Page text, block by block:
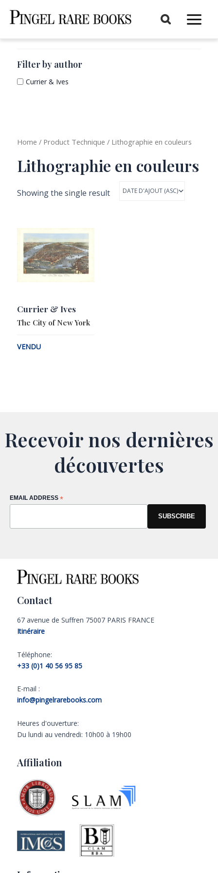
Main
Filter by author
Currier & Ives
Home / Product Technique / Lithographie en couleurs
Lithographie en couleurs
Showing the single result
Currier & Ives
The City of New York
VENDU
Recevoir nos dernières
découvertes
EMAIL ADDRESS *
Contact
67 avenue de Suffren 75007 PARIS FRANCE
Itinéraire
Téléphone:
+33 (0)1 40 56 95 85
E-mail :
info@pingelrarebooks.com
Heures d'ouverture:
Du lundi au vendredi: 10h00 à 19h00
Affiliation